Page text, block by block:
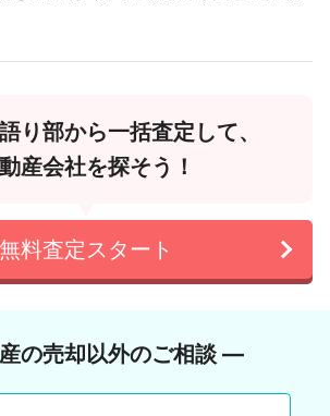
り部から一括査定して、
産会社を探そう！
無料査定スタート
の売却以外のご相談 ―